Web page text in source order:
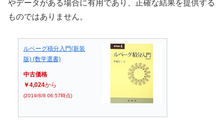
やデータがある場合に有用であり、正確な結果を提供する
ものではありません。
ルベーグ積分入門(新装
版) (数学選書)
中古価格
￥4,024から
(2019/8/8 06:57時点)